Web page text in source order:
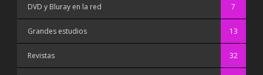
DVD y Bluray en la red 7
Grandes estudios 13
Revistas 32